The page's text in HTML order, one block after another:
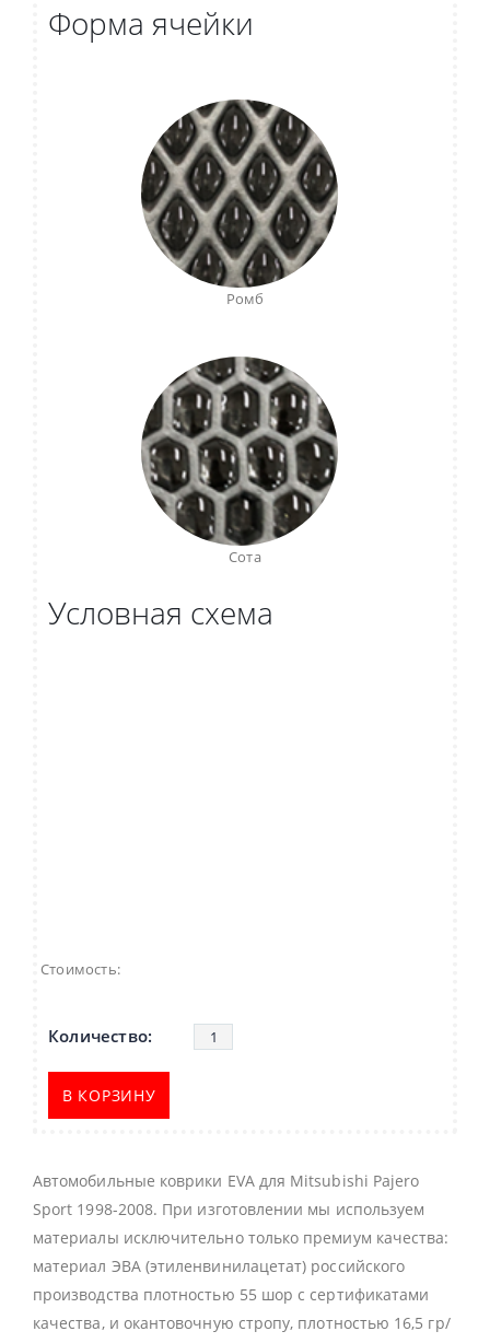
Форма ячейки
Ромб
Сота
Условная схема
Стоимость:
В КОРЗИНУ
Автомобильные коврики EVA для Mitsubishi Pajero
Sport 1998-2008. При изготовлении мы используем
материалы исключительно только премиум качества:
материал ЭВА (этиленвинилацетат) российского
производства плотностью 55 шор с сертификатами
качества, и окантовочную стропу, плотностью 16,5 гр/